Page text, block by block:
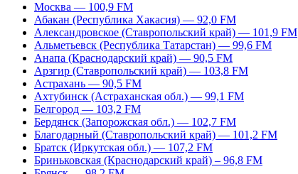
Москва — 100,9 FM
Абакан (Республика Хакасия) — 92,0 FM
Александровское (Ставропольский край) — 101,9 FM
Альметьевск (Республика Татарстан) — 99,6 FM
Анапа (Краснодарский край) — 90,5 FM
Арзгир (Ставропольский край) — 103,8 FM
Астрахань — 90,5 FM
Ахтубинск (Астраханская обл.) — 99,1 FM
Белгород — 103,2 FM
Бердянск (Запорожская обл.) — 102,7 FM
Благодарный (Ставропольский край) — 101,2 FM
Братск (Иркутская обл.) — 107,2 FM
Бриньковская (Краснодарский край) – 96,8 FM